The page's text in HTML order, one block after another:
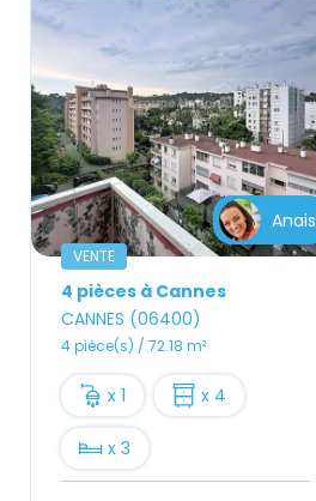
Anais
VENTE
4 pièces à Cannes
CANNES (06400)
4 pièce(s) / 72.18 m²
x 1 x 4
x 3